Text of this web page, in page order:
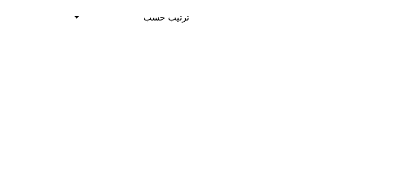
ترتيب حسب